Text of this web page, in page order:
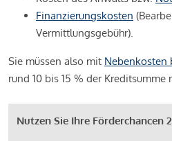
Finanzierungskosten
Vermittlungsgebühr).
Sie müssen also mit Nebenkosten
rund 10 bis 15 % der Kreditsumme
Nutzen Sie Ihre Förderchancen